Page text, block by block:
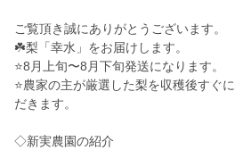
ご覧頂き誠にありがとうございます。
☘️梨「幸水」をお届けします。
⭐️8月上旬〜8月下旬発送になります。
⭐️農家の主が厳選した梨を収穫後すぐ
だきます。
◇新実農園の紹介